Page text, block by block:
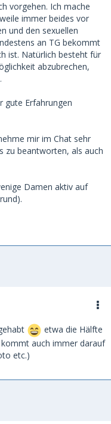
vorgehen. Ich mache
immer beides vor
und den sexuellen
an TG bekommt
ist. Natürlich besteht für
abzubrechen,
gute Erfahrungen
mir im Chat sehr
zu beantworten, als auch
Damen aktiv auf
etwa die Hälfte
auch immer darauf
etc.)